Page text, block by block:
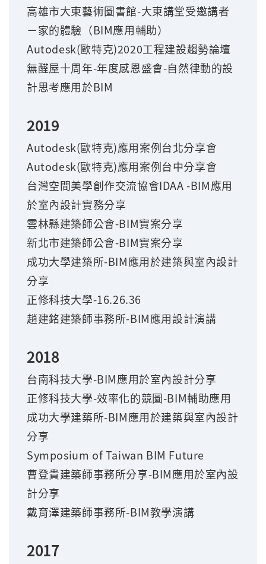
高雄市大東藝術圖書館-大東講堂受邀講者
－家的體驗（BIM應用輔助）
Autodesk(歐特克)2020工程建設趨勢論壇
無醛屋十周年-年度感恩盛會-自然律動的設
計思考應用於BIM
2019
Autodesk(歐特克)應用案例台北分享會
Autodesk(歐特克)應用案例台中分享會
台灣空間美學創作交流協會IDAA -BIM應用
於室內設計實務分享
雲林縣建築師公會-BIM實案分享
新北市建築師公會-BIM實案分享
成功大學建築所-BIM應用於建築與室內設計
分享
正修科技大學-16.26.36
趙建銘建築師事務所-BIM應用設計演講
2018
台南科技大學-BIM應用於室內設計分享
正修科技大學-效率化的競圖-BIM輔助應用
成功大學建築所-BIM應用於建築與室內設計
分享
Symposium of Taiwan BIM Future
曹登貴建築師事務所分享-BIM應用於室內設
計分享
戴育澤建築師事務所-BIM教學演講
2017